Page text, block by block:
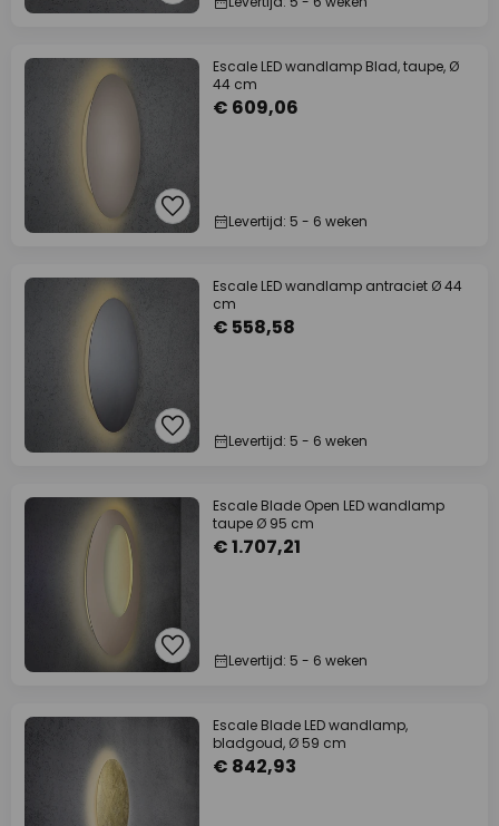
Escale LED wandlamp Blad, taupe, Ø
44 cm
€ 609,06
Levertijd: 5 - 6 weken
Escale LED wandlamp antraciet Ø 44
cm
€ 558,58
Levertijd: 5 - 6 weken
Escale Blade Open LED wandlamp
taupe Ø 95 cm
€ 1.707,21
Levertijd: 5 - 6 weken
Escale Blade LED wandlamp,
bladgoud, Ø 59 cm
€ 842,93